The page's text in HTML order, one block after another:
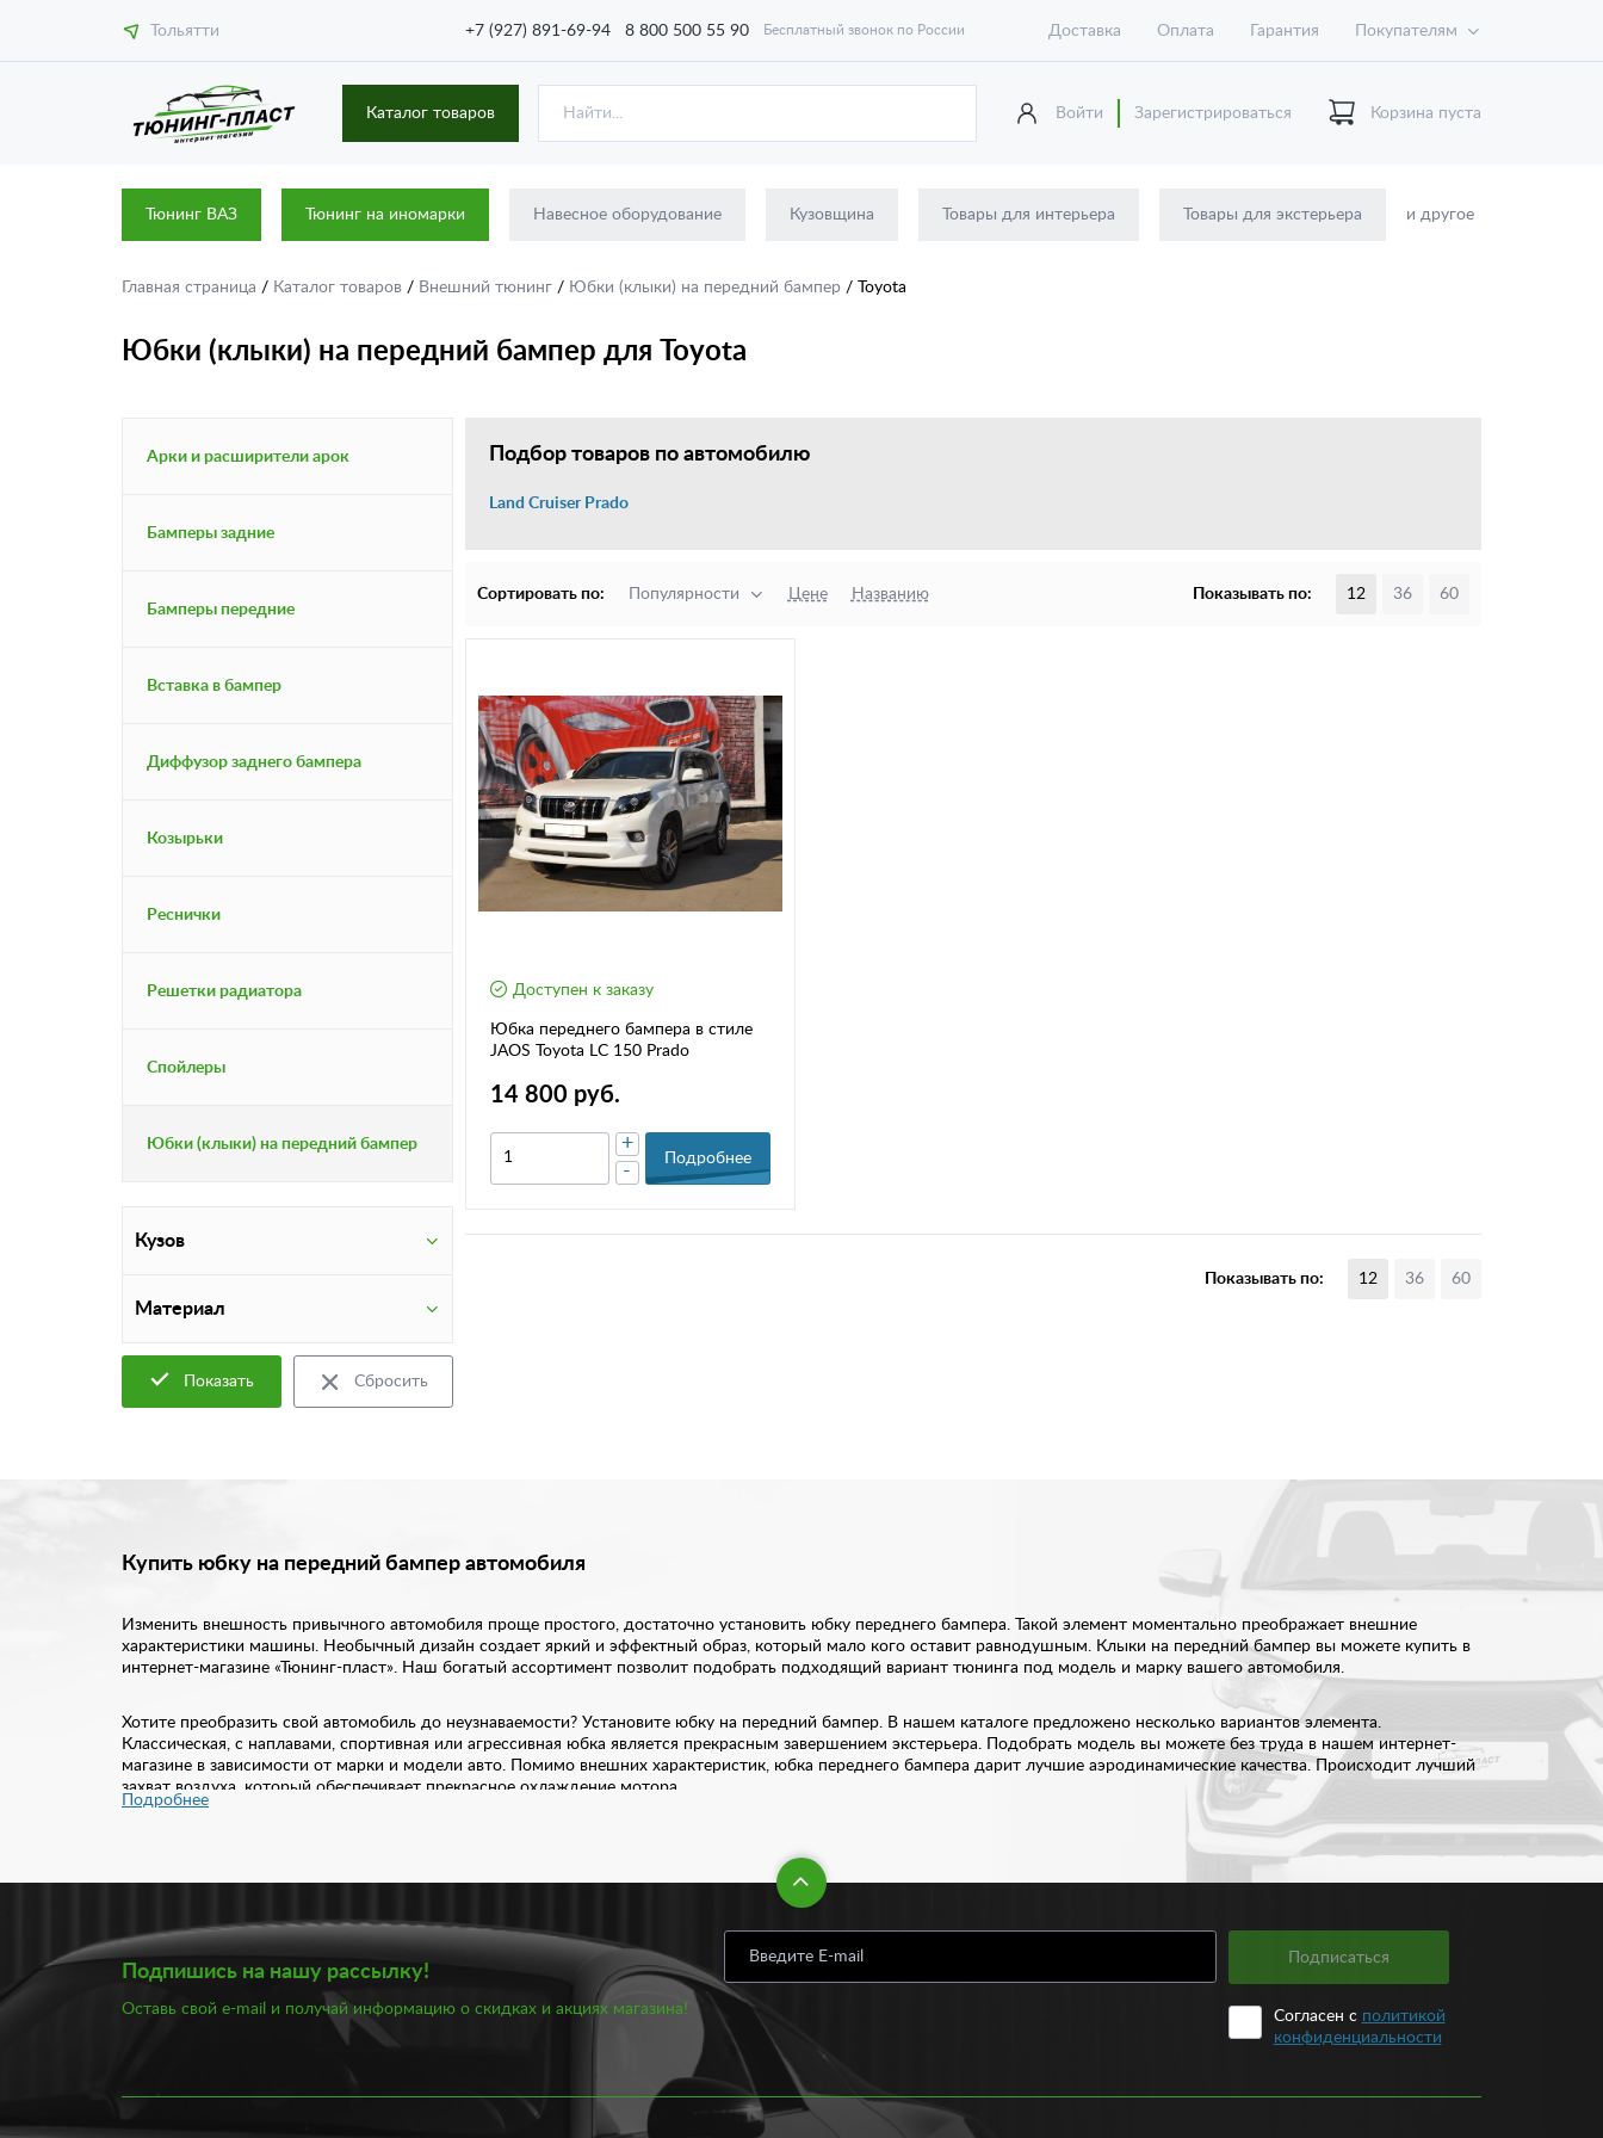
Тольятти +7 (927) 891-69-94 8 800 500 55 90 Бесплатный звонок по России Доставка Оплата Гарантия Покупателям
Каталог товаров Войти Зарегистрироваться Корзина пуста
Тюнинг ВАЗ Тюнинг на иномарки Навесное оборудование Кузовщина Товары для интерьера Товары для экстерьера и другое
Главная страница / Каталог товаров / Внешний тюнинг / Юбки (клыки) на передний бампер / Toyota
Юбки (клыки) на передний бампер для Toyota
Арки и расширители арок
Бамперы задние
Бамперы передние
Вставка в бампер
Диффузор заднего бампера
Козырьки
Реснички
Решетки радиатора
Спойлеры
Юбки (клыки) на передний бампер
Кузов
Материал
Показать Сбросить
Подбор товаров по автомобилю
Land Cruiser Prado
Сортировать по: Популярности Цене Названию Показывать по: 12 36 60
Доступен к заказу
Юбка переднего бампера в стиле
JAOS Toyota LC 150 Prado
14 800 руб.
-
+
Подробнее
Показывать по: 12 36 60
Купить юбку на передний бампер автомобиля
Изменить внешность привычного автомобиля проще простого, достаточно установить юбку переднего бампера. Такой элемент моментально преображает внешние
характеристики машины. Необычный дизайн создает яркий и эффектный образ, который мало кого оставит равнодушным. Клыки на передний бампер вы можете купить в
интернет-магазине «Тюнинг-пласт». Наш богатый ассортимент позволит подобрать подходящий вариант тюнинга под модель и марку вашего автомобиля.
Хотите преобразить свой автомобиль до неузнаваемости? Установите юбку на передний бампер. В нашем каталоге предложено несколько вариантов элемента.
Классическая, с наплавами, спортивная или агрессивная юбка является прекрасным завершением экстерьера. Подобрать модель вы можете без труда в нашем интернет-
магазине в зависимости от марки и модели авто. Помимо внешних характеристик, юбка переднего бампера дарит лучшие аэродинамические качества. Происходит лучший
захват воздуха, который обеспечивает прекрасное охлаждение мотора.
Для создания полноценного образа своего автомобиля, рекомендуем к юбке переднего бампера приобрести юбку заднего бампера и пороги. Все вместе создает
гармоничный и законченный стиль. Благодаря юбкам создает впечатление, что перед вами настоящий гоночный болид. В качестве основных материалов, используется
АБС-пластик и стеклопластик. Каждое изделие отличается высокой прочностью и износостойкостью.
Подобрать клыки на передний бампер вы можете без труда в нашем интернет-магазине. Для этого выберете нужную модель автомобиля и из предложенного списка –
товар. Купить клыки на передний бампер, при этом, вы можете у нас по доступной цене. Стоимость варьируется от 1280 рублей. Если вы сомневаетесь в выборе тюнинга,
наши специалисты помогут вам подобрать оптимальный вариант.
Подробнее
Подпишись на нашу рассылку!
Оставь свой e-mail и получай информацию о скидках и акциях магазина!
Подписаться
Согласен с политикой
конфиденциальности